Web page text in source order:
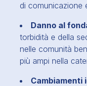
di comunicazione
Danno al
torbidità e della
nelle comunità
più ampi nella
Cambiamenti